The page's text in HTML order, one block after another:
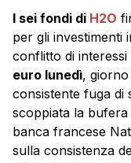
I sei fondi di H2O
per gli investimenti
conflitto di
euro lunedì,
consistente fuga di
scoppiata la
banca francese
sulla consistenza